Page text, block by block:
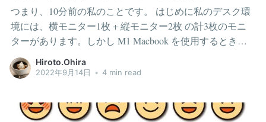
てみた感想結論としては、現時点では自分の期待するこ
とが実現できない + 長時間利用は合わない と感じ、実用
は難しい印象です。
つまり、10分前の私のことです。 はじめに私のデスク環
境には、横モニター1枚 + 縦モニター2枚 の計3枚のモニ
ターがあります。しかし M1 Macbook を使用するとき
は、横モニター1枚と縦モニター1枚の計2枚の使用に制限
されていました。1枚の縦モニターには光が宿されていま
DisplayLink を通したディスプレイは縦回転できないと思
っていたからです。ここで、あえて「思っていた」と書
Hiroto.Ohira
2022年9月14日 • 4 min read